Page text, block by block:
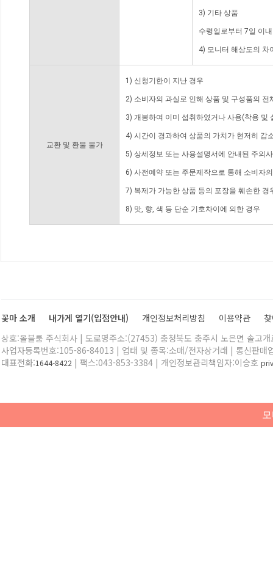
3) 기타 상품
수령일로부터 7일 이
4) 모니터 해상도의 차
교환 및 환불 불가
1) 신청기한이 지난 경우
2) 소비자의 과실로 인해 상품 및 구성품의
3) 개봉하여 이미 섭취하였거나 사용(착용 및
4) 시간이 경과하여 상품의 가치가 현저히 감
5) 상세정보 또는 사용설명서에 안내된 주의
6) 사전예약 또는 주문제작으로 통해 소비자
7) 복제가 가능한 상품 등의 포장을 훼손한 경
8) 맛, 향, 색 등 단순 기호차이에 의한 경우
꽃마 소개 내가게 열기(입점안내) 개인정보처리방침 이용약관
상호:올블룸 주식회사 | 도로명주소:(27453) 충청북도 충주시 노은면 솔고
사업자등록번호:105-86-84013 | 업태 및 종목:소매/전자상거래 | 통신판매
대표전화:1644-8422 | 팩스:043-853-3384 | 개인정보관리책임자:이승호